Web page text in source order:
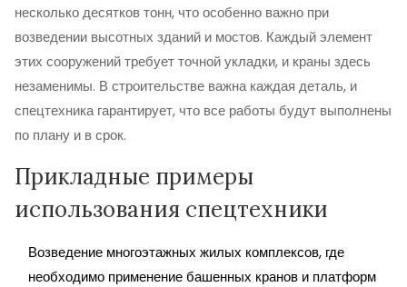
несколько десятков тонн, что особенно важно при
возведении высотных зданий и мостов. Каждый элемент
этих сооружений требует точной укладки, и краны здесь
незаменимы. В строительстве важна каждая деталь, и
спецтехника гарантирует, что все работы будут выполнены
по плану и в срок.
Прикладные примеры
использования спецтехники
Возведение многоэтажных жилых комплексов, где
необходимо применение башенных кранов и платформ